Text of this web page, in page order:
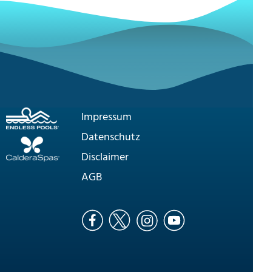
Impressum
Datenschutz
Disclaimer
AGB